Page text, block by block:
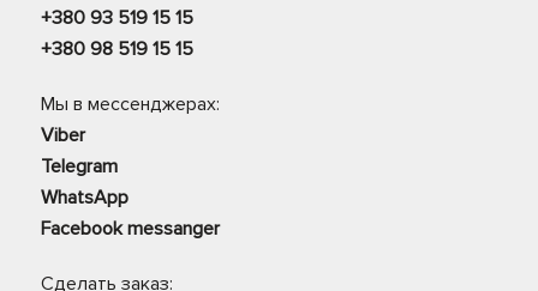
+380 93 519 15 15
+380 98 519 15 15
Мы в мессенджерах:
Viber
Telegram
WhatsApp
Facebook messanger
Сделать заказ: